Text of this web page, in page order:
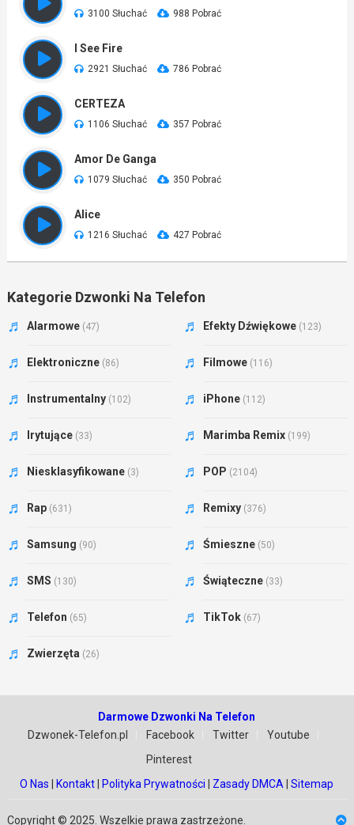
3100 Słuchać 988 Pobrać
I See Fire
2921 Słuchać 786 Pobrać
CERTEZA
1106 Słuchać 357 Pobrać
Amor De Ganga
1079 Słuchać 350 Pobrać
Alice
1216 Słuchać 427 Pobrać
Kategorie Dzwonki Na Telefon
Alarmowe (47) Efekty Dźwiękowe (123)
Elektroniczne (86) Filmowe (116)
Instrumentalny (102) iPhone (112)
Irytujące (33) Marimba Remix (199)
Niesklasyfikowane (3) POP (2104)
Rap (631) Remixy (376)
Samsung (90) Śmieszne (50)
SMS (130) Świąteczne (33)
Telefon (65) TikTok (67)
Zwierzęta (26)
Darmowe Dzwonki Na Telefon
Dzwonek-Telefon.pl
Facebook Twitter
Youtube
Pinterest
O Nas
Kontakt Polityka Prywatności Zasady DMCA |Sitemap
Copyright © 2025. Wszelkie prawa zastrzeżone.